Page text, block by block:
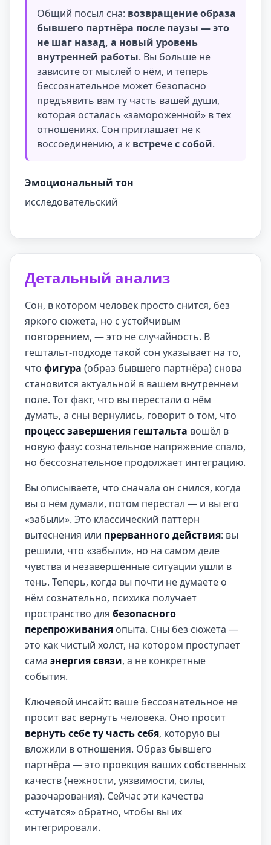
Общий посыл сна: возвращение образа
бывшего партнёра после паузы — это
не шаг назад, а новый уровень
внутренней работы. Вы больше не
зависите от мыслей о нём, и теперь
бессознательное может безопасно
предъявить вам ту часть вашей души,
которая осталась «замороженной» в тех
отношениях. Сон приглашает не к
воссоединению, а к встрече с собой.
Эмоциональный тон
исследовательский
Детальный анализ
Сон, в котором человек просто снится, без
яркого сюжета, но с устойчивым
повторением, — это не случайность. В
гештальт-подходе такой сон указывает на то,
что фигура (образ бывшего партнёра) снова
становится актуальной в вашем внутреннем
поле. Тот факт, что вы перестали о нём
думать, а сны вернулись, говорит о том, что
процесс завершения гештальта вошёл в
новую фазу: сознательное напряжение спало,
но бессознательное продолжает интеграцию.
Вы описываете, что сначала он снился, когда
вы о нём думали, потом перестал — и вы его
«забыли». Это классический паттерн
вытеснения или прерванного действия: вы
решили, что «забыли», но на самом деле
чувства и незавершённые ситуации ушли в
тень. Теперь, когда вы почти не думаете о
нём сознательно, психика получает
пространство для безопасного
перепроживания опыта. Сны без сюжета —
это как чистый холст, на котором проступает
сама энергия связи, а не конкретные
события.
Ключевой инсайт: ваше бессознательное не
просит вас вернуть человека. Оно просит
вернуть себе ту часть себя, которую вы
вложили в отношения. Образ бывшего
партнёра — это проекция ваших собственных
качеств (нежности, уязвимости, силы,
разочарования). Сейчас эти качества
«стучатся» обратно, чтобы вы их
интегрировали.